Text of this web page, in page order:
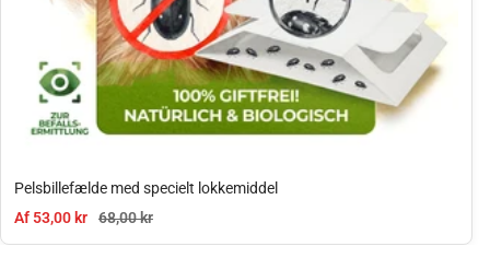
Pelsbillefælde med specielt lokkemiddel
Tilbudspris
Af 53,00 kr Normal pris
68,00 kr